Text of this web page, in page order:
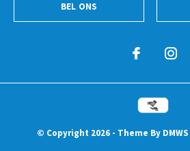
BEL ONS
© Copyright 2026 - Theme By DMWS